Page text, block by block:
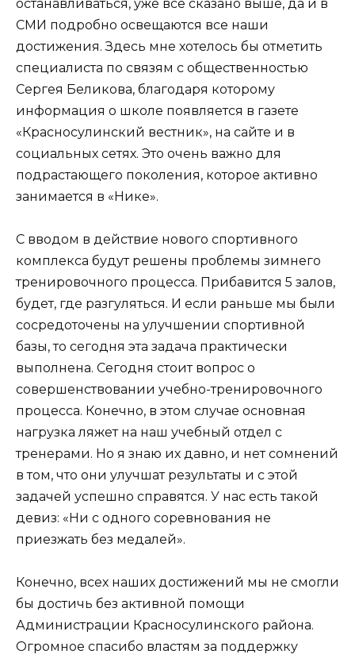
останавливаться, уже все сказано выше, да и в
СМИ подробно освещаются все наши
достижения. Здесь мне хотелось бы отметить
специалиста по связям с общественностью
Сергея Беликова, благодаря которому
информация о школе появляется в газете
«Красносулинский вестник», на сайте и в
социальных сетях. Это очень важно для
подрастающего поколения, которое активно
занимается в «Нике».
С вводом в действие нового спортивного
комплекса будут решены проблемы зимнего
тренировочного процесса. Прибавится 5 залов,
будет, где разгуляться. И если раньше мы были
сосредоточены на улучшении спортивной
базы, то сегодня эта задача практически
выполнена. Сегодня стоит вопрос о
совершенствовании учебно-тренировочного
процесса. Конечно, в этом случае основная
нагрузка ляжет на наш учебный отдел с
тренерами. Но я знаю их давно, и нет сомнений
в том, что они улучшат результаты и с этой
задачей успешно справятся. У нас есть такой
девиз: «Ни с одного соревнования не
приезжать без медалей».
Конечно, всех наших достижений мы не смогли
бы достичь без активной помощи
Администрации Красносулинского района.
Огромное спасибо властям за поддержку